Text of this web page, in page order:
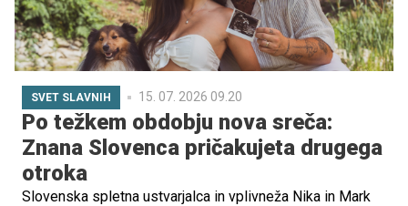
SVET SLAVNIH 15. 07. 2026 09.20
Po težkem obdobju nova sreča:
Znana Slovenca pričakujeta drugega
otroka
Slovenska spletna ustvarjalca in vplivneža Nika in Mark